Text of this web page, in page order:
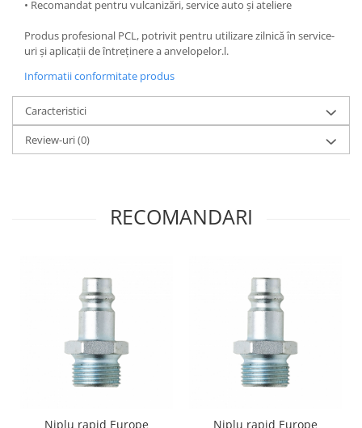
• Recomandat pentru vulcanizări, service auto și ateliere
Produs profesional PCL, potrivit pentru utilizare zilnică în service-
uri și aplicații de întreținere a anvelopelor.l.
Informatii conformitate produs
Caracteristici
Review-uri(0)
RECOMANDARI
Niplu rapid Europe
Niplu rapid Europe